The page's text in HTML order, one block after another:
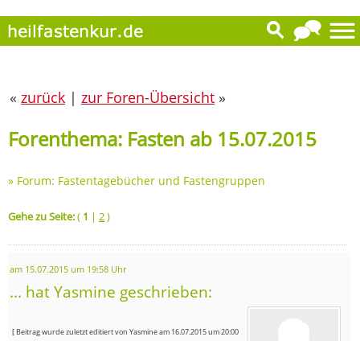
« zurück | zur Foren-Übersicht »
Forenthema: Fasten ab 15.07.2015
» Forum: Fastentagebücher und Fastengruppen
Gehe zu Seite:( 1 | 2)
am 15.07.2015 um 19:58 Uhr
... hat Yasmine geschrieben:
[ Beitrag wurde zuletzt editiert von Yasmine am 16.07.2015 um 20:00